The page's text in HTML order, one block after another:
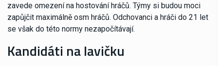
zavede omezení na hostování hráčů. Týmy si budou moci
zapůjčit maximálně osm hráčů. Odchovanci a hráči do 21 let
se však do této normy nezapočítávají.
Kandidáti na lavičku